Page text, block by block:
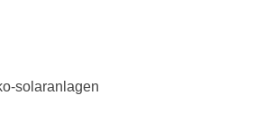
solaranlagen